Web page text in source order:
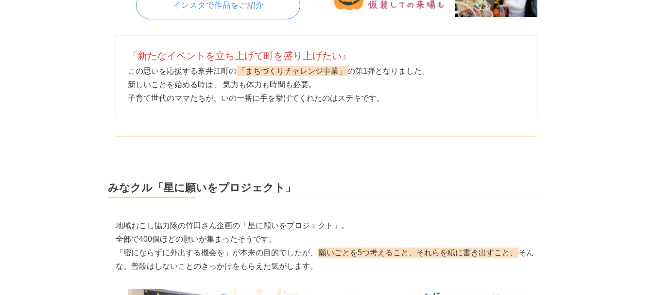
インスタで作品をご紹介
『新たなイベントを立ち上げて町を盛り上げたい』
この思いを応援する奈井江町の 「まちづくりチャレンジ事業」
の第1弾となりました。
新しいことを始める時は、 気力も体力も時間も必要。
子育て世代のママたちが、いの一番に手を挙げてくれたのはステキです。
みなクル「星に願いをプロジェクト」
地域おこし協力隊の竹田さん企画の「星に願いをプロジェクト」。
全部で400個ほどの願いが集まったそうです。
「密にならずに外出する機会を」が本来の目的でしたが、
願いごとを5つ考えること、それらを紙に書き出すこと、
そん
な、普段はしないことのきっかけをもらえた気がします。